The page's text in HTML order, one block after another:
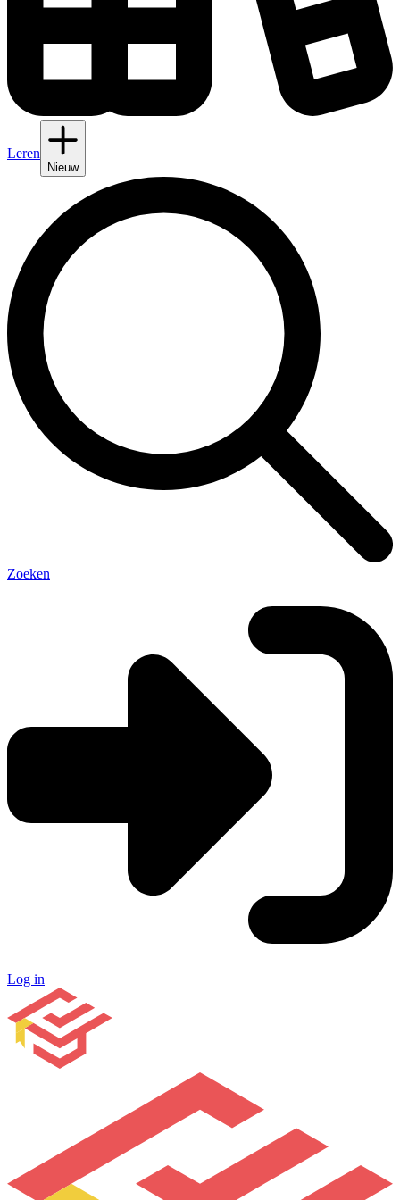
Leren
Nieuw
Zoeken
Log in